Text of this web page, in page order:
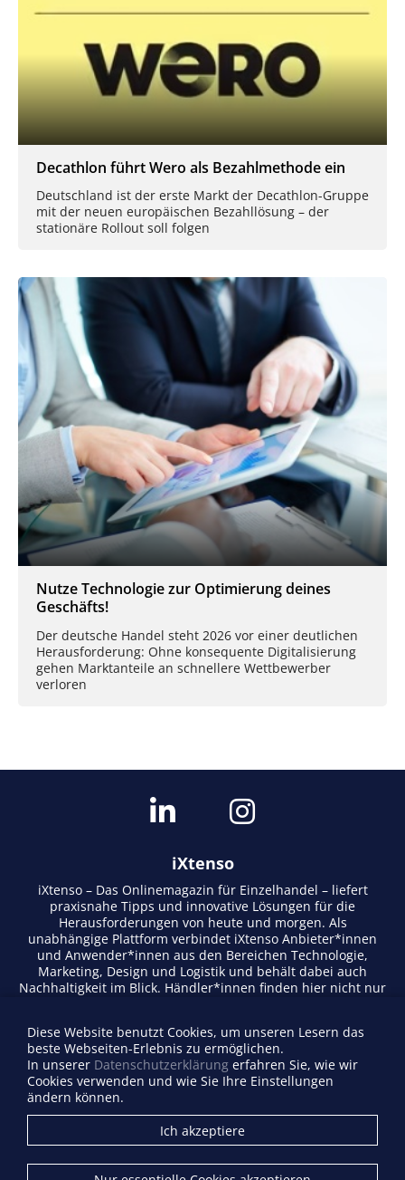
Decathlon führt Wero als Bezahlmethode ein
Deutschland ist der erste Markt der Decathlon-Gruppe
mit der neuen europäischen Bezahllösung – der
stationäre Rollout soll folgen
Nutze Technologie zur Optimierung deines
Geschäfts!
Der deutsche Handel steht 2026 vor einer deutlichen
Herausforderung: Ohne konsequente Digitalisierung
gehen Marktanteile an schnellere Wettbewerber
verloren
iXtenso
iXtenso – Das Onlinemagazin für Einzelhandel – liefert
praxisnahe Tipps und innovative Lösungen für die
Herausforderungen von heute und morgen. Als
unabhängige Plattform verbindet iXtenso Anbieter*innen
und Anwender*innen aus den Bereichen Technologie,
Marketing, Design und Logistik und behält dabei auch
Nachhaltigkeit im Blick. Händler*innen finden hier nicht nur
lebendigen Schreibstil und relevantem Content fördert das
Magazin den Austausch innerhalb der Retail-Community.
Ob digitale Trends oder praktische Alltagstipps – iXtenso
macht Wissen für den Handel zugänglich.
Firma eintragen
Mediadaten
Diese Website benutzt Cookies, um unseren Lesern das
beste Webseiten-Erlebnis zu ermöglichen.
In unserer Datenschutzerklärung erfahren Sie, wie wir
Cookies verwenden und wie Sie Ihre Einstellungen
ändern können.
Ich akzeptiere